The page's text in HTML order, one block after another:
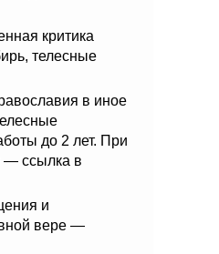
критика
телесные
в иное
до 2 лет. При
— ссылка в
и
вере —